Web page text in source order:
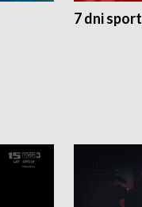
7 dni sport